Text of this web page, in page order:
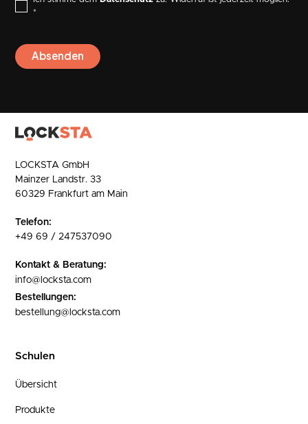
*
LOCKSTA GmbH
Mainzer Landstr. 33
60329 Frankfurt am Main
Telefon:
+49 69 / 247537090
Kontakt & Beratung:
info@locksta.com
Bestellungen:
bestellung@locksta.com
Schulen
Übersicht
Produkte